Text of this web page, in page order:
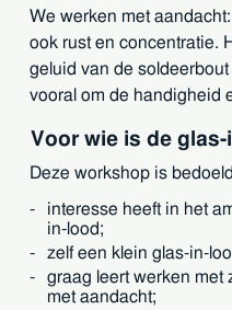
We werken met
ook rust en concentratie.
geluid van de
vooral om de handigheid
Voor wie is de
Deze workshop is
interesse heeft in het
in-lood;
zelf een klein glas-in-
graag leert werken met
met aandacht;